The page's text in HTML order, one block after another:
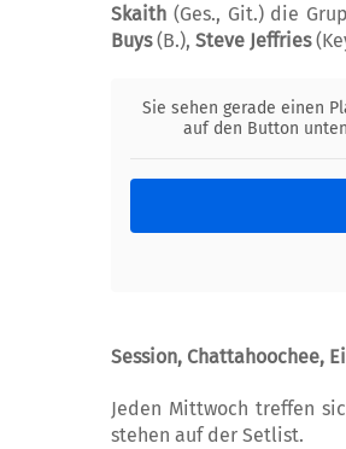
Skaith (Ges., Git.) die
Buys(B.), Steve Jeffries
Sie sehen gerade einen
auf den Button
Session, Chattahoochee,
Jeden Mittwoch treffen
stehen auf der Setlist.